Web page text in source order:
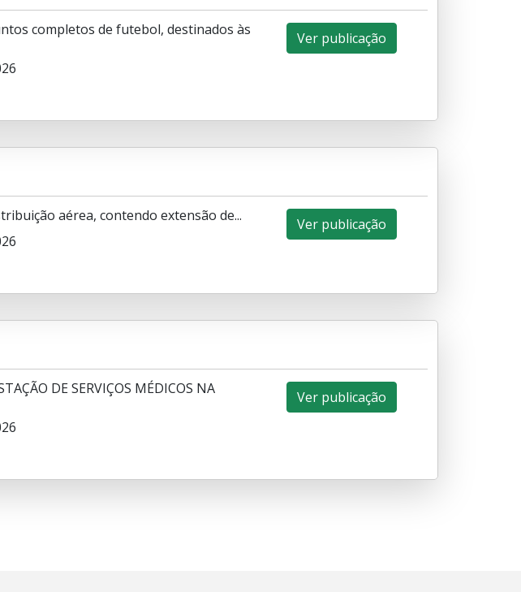
completos de futebol, destinados às Ver publicação
aérea, contendo extensão de...
Ver publicação
DE SERVIÇOS MÉDICOS NA Ver publicação